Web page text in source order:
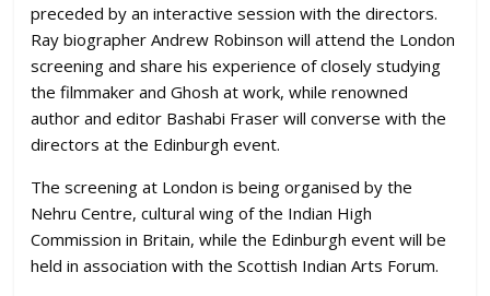
preceded by an interactive session with the directors.
Ray biographer Andrew Robinson will attend the London
screening and share his experience of closely studying
the filmmaker and Ghosh at work, while renowned
author and editor Bashabi Fraser will converse with the
directors at the Edinburgh event.
The screening at London is being organised by the
Nehru Centre, cultural wing of the Indian High
Commission in Britain, while the Edinburgh event will be
held in association with the Scottish Indian Arts Forum.